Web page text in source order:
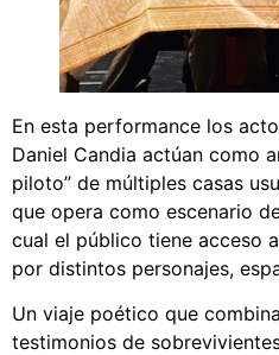
En esta performance los
Daniel Candia actúan como
piloto” de múltiples casas
que opera como escenario
cual el público tiene acceso
por distintos personajes,
Un viaje poético que
testimonios de